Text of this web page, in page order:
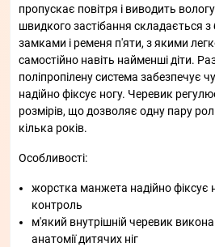
пропускає повітря і виводить
швидкого застібання складається
замками і ременя п'яти, з якими
самостійно навіть найменші діти.
поліпропілену система забезпечує
надійно фіксує ногу. Черевик
розмірів, що дозволяє одну пару
кілька років.
Особливості:
жорстка манжета надійно фіксує
контроль
м'який внутрішній черевик
анатомії дитячих ніг